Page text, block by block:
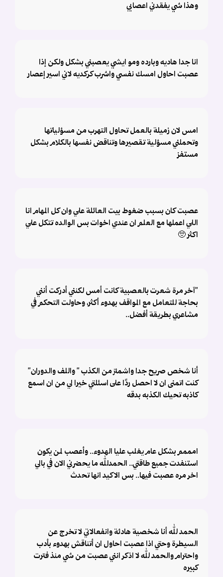
وهذا شي يفقدني اعصابي
انا جدا هاديه وبارده ومو ايشي يعصبني بشكل ولكن إذا
عصبت احاول امسك نفسي واشرب كركديه لاني اسير إعصار
امس لان زميلة بالعمل تحاول التهرب من مسؤلياتها
وتحملني مسؤلية تقصيرها وتناقض نفسها بالكلام بشكل
مستفز
عصبت كان بسبب ضغوط بيت العائلة علي وان كل المهام انا
اللي اعملها مع العلم ان عندي اخوات بس الوالده تتكل علي
اكثر 🥺
"آخر مرة شعرت بالعصبية كانت أمس لكنني أدركت أنني
بحاجة للتعامل مع المواقف بهدوء أكثر، وحاولت التحكم في
مشاعري بطريقة أفضل..
أنا شخص صريح جدا واشمئز من الكذب " واللف والدوران"
كنت اتمنى ان لا احصل ردًا على اسئلتي خيرا لي من ان اسمع
كاذبه تحيك الكذبه بدقه
امممم بشكل عام يغلب عليا الهدوء.. وأعصب لمن يكون
استنفدت جميع طاقتي.. الحمدلله ما يحضرني الان في بالي
اخر مره عصبت فيها.. بس الاكيد انها تحدث
الحمد لله أنا شخصية هادئة وانفعالاتي لا تخرج عن
السيطرة وحتي اذا عصبت احاول ان أتناقش بهدوء بأدب
واحترام والحمد لله لا اذكر انني عصبت من شي منذ فترت
كبيره